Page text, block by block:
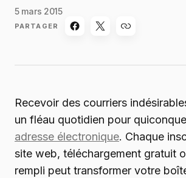
5 mars 2015
PARTAGER
Recevoir des courriers
un fléau quotidien pour
adresse électronique. Chaque
site web, téléchargement gratuit
rempli peut transformer votre